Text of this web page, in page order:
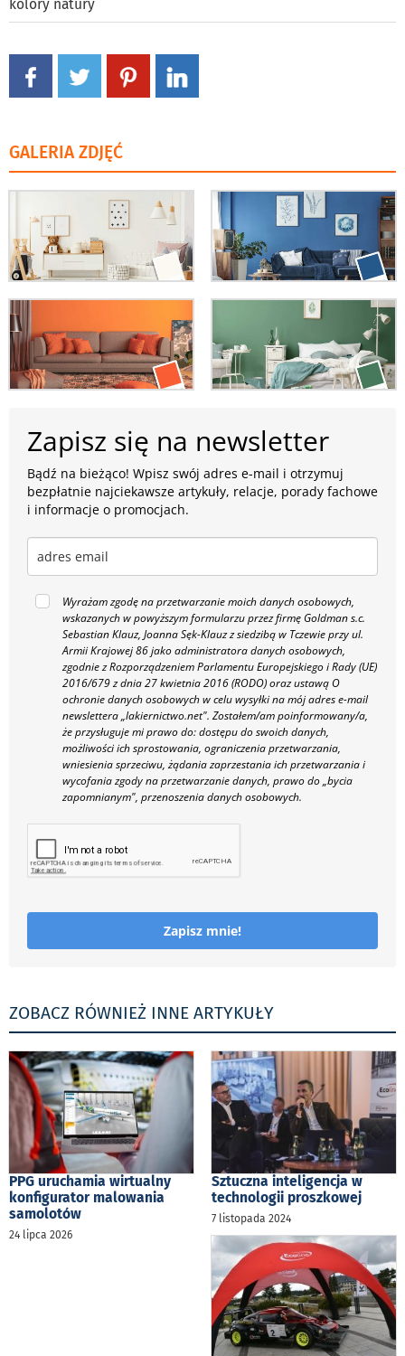
kolory natury
GALERIA ZDJĘĆ
Zapisz się na newsletter
Bądź na bieżąco! Wpisz swój adres e-mail i otrzymuj
bezpłatnie najciekawsze artykuły, relacje, porady fachowe
i informacje o promocjach.
Wyrażam zgodę na przetwarzanie moich danych osobowych,
wskazanych w powyższym formularzu przez firmę Goldman s.c.
Sebastian Klauz, Joanna Sęk-Klauz z siedzibą w Tczewie przy ul.
Armii Krajowej 86 jako administratora danych osobowych,
zgodnie z Rozporządzeniem Parlamentu Europejskiego i Rady (UE)
2016/679 z dnia 27 kwietnia 2016 (RODO) oraz ustawą O
ochronie danych osobowych w celu wysyłki na mój adres e-mail
newslettera „lakiernictwo.net". Zostałem/am poinformowany/a,
że przysługuje mi prawo do: dostępu do swoich danych,
możliwości ich sprostowania, ograniczenia przetwarzania,
wniesienia sprzeciwu, żądania zaprzestania ich przetwarzania i
wycofania zgody na przetwarzanie danych, prawo do „bycia
zapomnianym", przenoszenia danych osobowych.
Zapisz mnie!
ZOBACZ RÓWNIEŻ INNE ARTYKUŁY
PPG uruchamia wirtualny
konfigurator malowania
samolotów
24 lipca 2026
Sztuczna inteligencja w
technologii proszkowej
7 listopada 2024